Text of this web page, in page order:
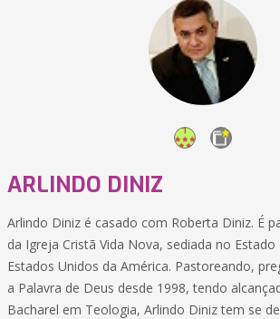
ARLINDO DINIZ
Arlindo Diniz é casado com Roberta Diniz. É
da Igreja Cristã Vida Nova, sediada no Estado
Estados Unidos da América. Pastoreando,
a Palavra de Deus desde 1998, tendo
Bacharel em Teologia, Arlindo Diniz tem se